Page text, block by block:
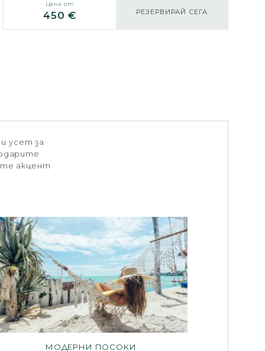
Цена от
450 € РЕЗЕРВИРАЙ СЕГА
усет за
акцент
МОДЕРНИ ПОСОКИ